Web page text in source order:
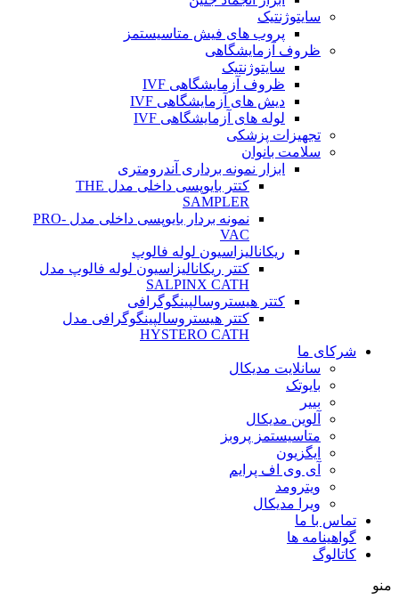
سایتوژنتیک
پروب های فیش متاسیستمز
ظروف آزمایشگاهی
سایتوژنتیک
ظروف آزمایشگاهی IVF
دیش های آزمایشگاهی IVF
لوله های آزمایشگاهی IVF
تجهیزات پزشکی
سلامت بانوان
ابزار نمونه برداری آندرومتری
کتتر بایوپسی داخلی مدل THE
SAMPLER
نمونه بردار بایوپسی داخلی مدل PRO-
VAC
ریکانالیزاسیون لوله فالوپ
کتتر ریکانالیزاسیون لوله فالوپ مدل
SALPINX CATH
کتتر هیستروسالپینگوگرافی
کتتر هیستروسالپینگوگرافی مدل
HYSTERO CATH
شرکای ما
سانلایت مدیکال
بایوتک
بییر
آلوین مدیکال
متاسیستمز پروبز
ایگزیون
آی وی اف پرایم
ویترومد
ویرا مدیکال
تماس با ما
گواهینامه ها
کاتالوگ
منو